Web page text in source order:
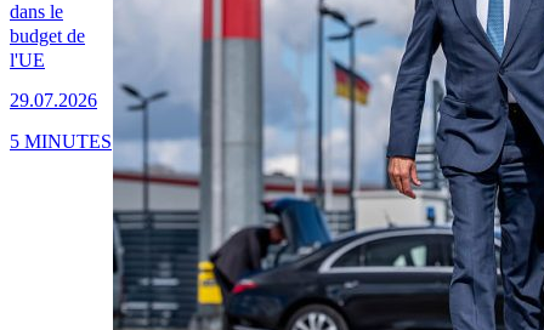
dans le
budget de
l'UE
29.07.2026
5 MINUTES